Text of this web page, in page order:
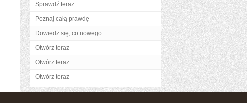
Sprawdź teraz
Poznaj całą prawdę
Dowiedz się, co nowego
Otwórz teraz
Otwórz teraz
Otwórz teraz